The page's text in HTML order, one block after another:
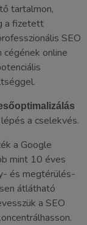
tartalmon,
a fizetett
SEO
cégének online
a cselekvés.
a Google
mint 10 éves
és megtérülés-
átlátható
a SEO